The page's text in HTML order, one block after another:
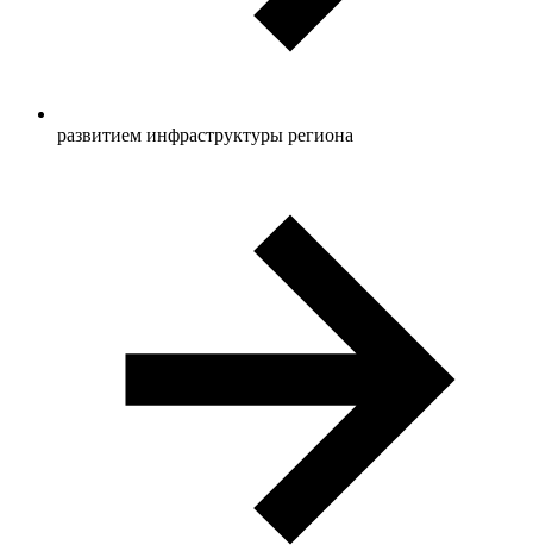
развитием инфраструктуры региона